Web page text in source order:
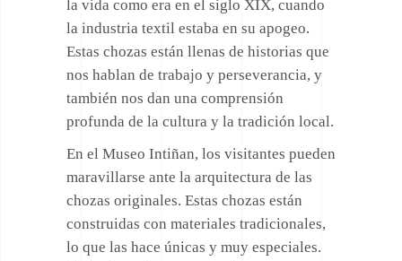
la vida como era en el siglo XIX, cuando
la industria textil estaba en su apogeo.
Estas chozas están llenas de historias que
nos hablan de trabajo y perseverancia, y
también nos dan una comprensión
profunda de la cultura y la tradición local.
En el Museo Intiñan, los visitantes pueden
maravillarse ante la arquitectura de las
chozas originales. Estas chozas están
construidas con materiales tradicionales,
lo que las hace únicas y muy especiales.